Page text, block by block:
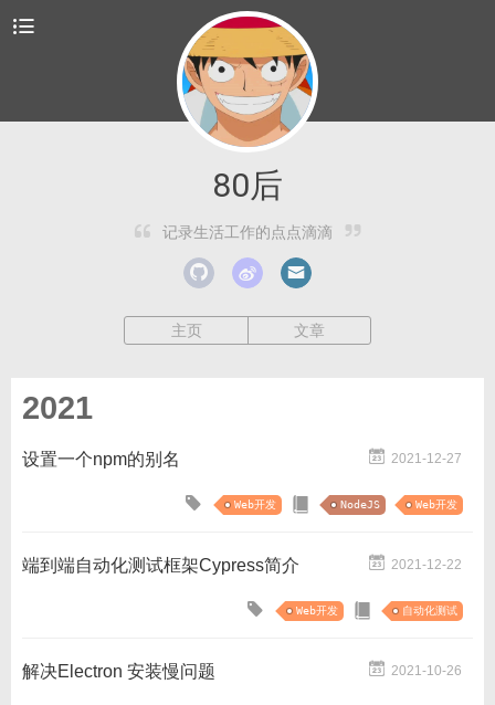
80后
记录生活工作的点点滴滴
主页 文章
2021
2021-12-27
设置一个npm的别名
Web开发 NodeJS Web开发
2021-12-22
端到端自动化测试框架Cypress简介
Web开发 自动化测试
2021-10-26
解决Electron 安装慢问题